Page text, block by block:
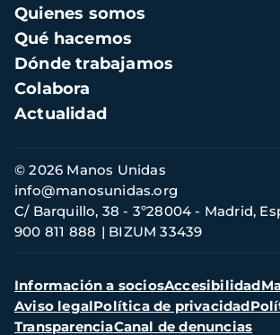
Navegación
principal
Quienes somos
Qué hacemos
Dónde trabajamos
Colabora
Actualidad
Información
de
contacto
© 2026 Manos Unidas
C/ Barquillo, 38 - 3º28004 - Madrid,
900 811 888
BIZUM 33439
info@manosunidas.org
Menú
secundario
Información a sociosAccesibilidad
Aviso legalPolítica de privacidad
TransparenciaCanal de denuncias